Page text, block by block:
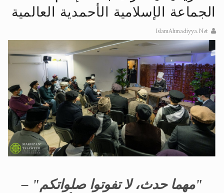
الحجّ.. دلالات، حِكم، وأهداف >> المزيد
اقرأ هذا المقال في أهمية عيد
الجماعة الإسلامية الأحمدية العالمية
IslamAhmadiyya.Net
"مهما حدث، لا تفوتوا صلواتكم" –